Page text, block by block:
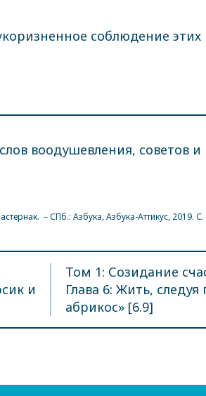
соблюдение
воодушевления, советов
－СПб.: Азбука, Азбука-Аттикус, 2019. С.
и
Том 1: Созидание
Глава 6: Жить,
абрикос» [6.9]